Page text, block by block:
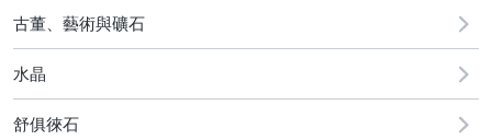
[全店] 粉絲專享
古董、藝術與礦石
水晶
舒俱徠石